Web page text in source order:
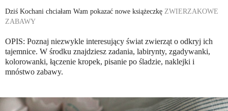
Dziś Kochani chciałam Wam pokazać nowe książeczkę ZWIERZAKOWE
ZABAWY
OPIS: Poznaj niezwykle interesujący świat zwierząt o odkryj ich
tajemnice. W środku znajdziesz zadania, labirynty, zgadywanki,
kolorowanki, łączenie kropek, pisanie po śladzie, naklejki i
mnóstwo zabawy.